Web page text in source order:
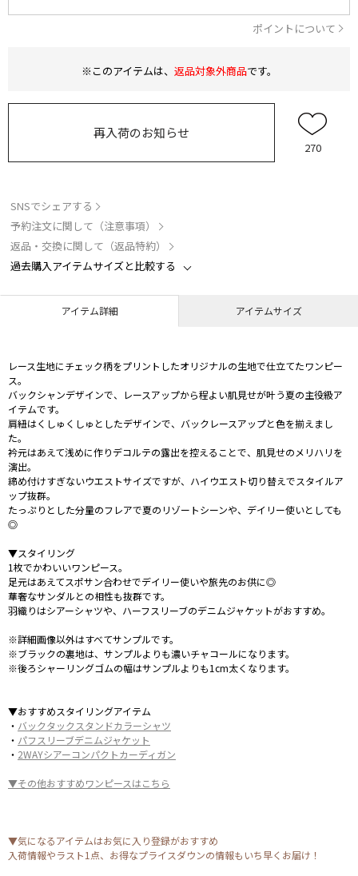
ポイントについて
※このアイテムは、 返品対象外商品です。
再入荷のお知らせ
270
SNSでシェアする
予約注文に関して（注意事項）
返品・交換に関して（返品特約）
過去購入アイテムサイズと比較する
アイテム詳細 アイテムサイズ
レース生地にチェック柄をプリントしたオリジナルの生地で仕立てたワンピー
ス。
バックシャンデザインで、レースアップから程よい肌見せが叶う夏の主役級ア
イテムです。
肩紐はくしゅくしゅとしたデザインで、バックレースアップと色を揃えまし
た。
衿元はあえて浅めに作りデコルテの露出を控えることで、肌見せのメリハリを
演出。
締め付けすぎないウエストサイズですが、ハイウエスト切り替えでスタイルア
ップ抜群。
たっぷりとした分量のフレアで夏のリゾートシーンや、デイリー使いとしても
◎
▼スタイリング
1枚でかわいいワンピース。
足元はあえてスポサン合わせでデイリー使いや旅先のお供に◎
華奢なサンダルとの相性も抜群です。
羽織りはシアーシャツや、ハーフスリーブのデニムジャケットがおすすめ。
※詳細画像以外はすべてサンプルです。
※ブラックの裏地は、サンプルよりも濃いチャコールになります。
※後ろシャーリングゴムの幅はサンプルよりも1cm太くなります。
▼おすすめスタイリングアイテム
・ バックタックスタンドカラーシャツ
・ パフスリーブデニムジャケット
・ 2WAYシアーコンパクトカーディガン
▼その他おすすめワンピースはこちら
▼気になるアイテムはお気に入り登録がおすすめ
入荷情報やラスト1点、お得なプライスダウンの情報もいち早くお届け！